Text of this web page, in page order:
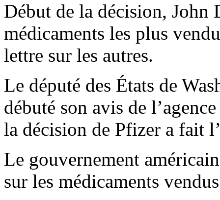
Début de la décision, John
médicaments les plus
lettre sur les autres.
Le député des États de
débuté son avis de
la décision de Pfizer a fait
Le gouvernement
sur les médicaments